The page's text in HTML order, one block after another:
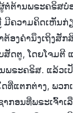
ຕໍ່ຕ້ານພຣະຄຣິສ
ຄວາມຄິດເຫັນກ່
ຕ້ອງຄຳນຶງເຖິງສັ
ສັດຕູ, ໂດຍໂຈມຕີ
ຣະຄຣິສ. ແລ້ວເ
ທີ່ແຕກຕ່າງ, ພວ
ກອນທີ່ພຣະເຈົ້າ